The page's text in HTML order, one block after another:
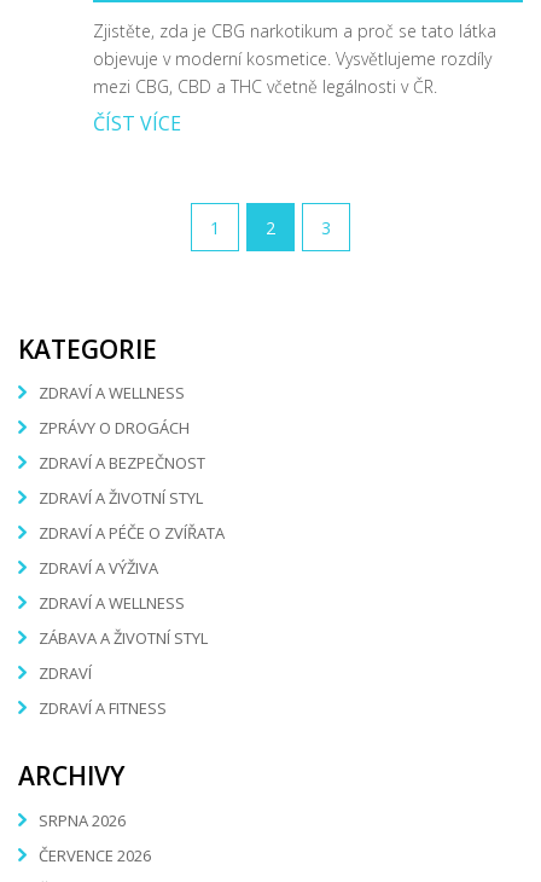
Zjistěte, zda je CBG narkotikum a proč se tato látka
objevuje v moderní kosmetice. Vysvětlujeme rozdíly
mezi CBG, CBD a THC včetně legálnosti v ČR.
ČÍST VÍCE
1 2 3
KATEGORIE
ZDRAVÍ A WELLNESS
ZPRÁVY O DROGÁCH
ZDRAVÍ A BEZPEČNOST
ZDRAVÍ A ŽIVOTNÍ STYL
ZDRAVÍ A PÉČE O ZVÍŘATA
ZDRAVÍ A VÝŽIVA
ZDRAVÍ A WELLNESS
ZÁBAVA A ŽIVOTNÍ STYL
ZDRAVÍ
ZDRAVÍ A FITNESS
ARCHIVY
SRPNA 2026
ČERVENCE 2026